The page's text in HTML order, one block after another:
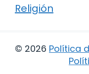
Religión
© 2026 Política